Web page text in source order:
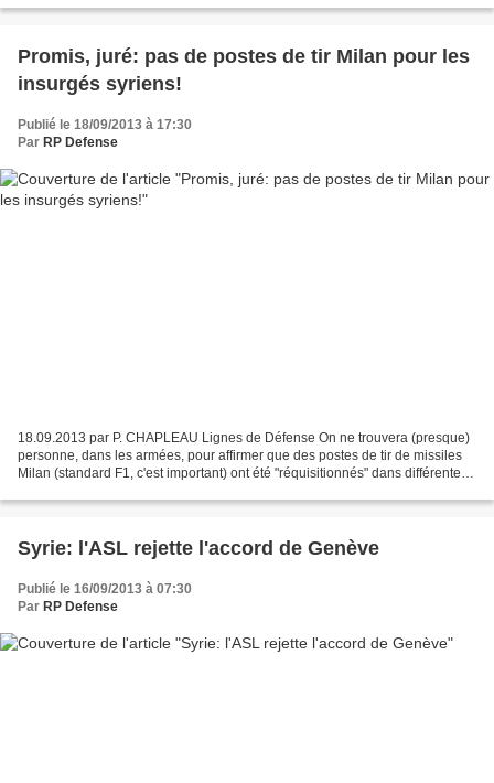
Promis, juré: pas de postes de tir Milan pour les
insurgés syriens!
Publié le 18/09/2013 à 17:30
Par RP Defense
18.09.2013 par P. CHAPLEAU Lignes de Défense On ne trouvera (presque)
personne, dans les armées, pour affirmer que des postes de tir de missiles
Milan (standard F1, c'est important) ont été "réquisitionnés" dans différentes
Syrie: l'ASL rejette l'accord de Genève
Publié le 16/09/2013 à 07:30
Par RP Defense